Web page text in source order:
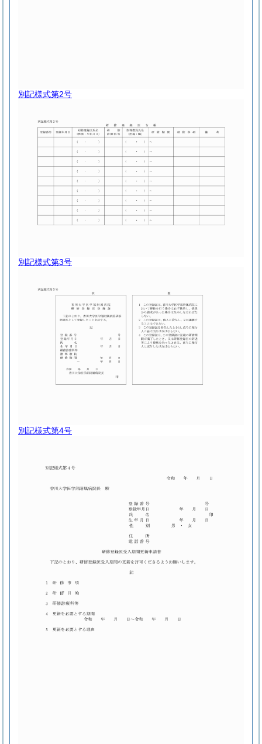
別記様式第2号
別記様式第3号
別記様式第4号